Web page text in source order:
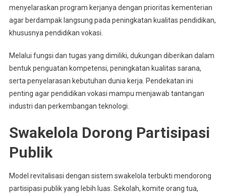
menyelaraskan program kerjanya dengan prioritas kementerian
agar berdampak langsung pada peningkatan kualitas pendidikan,
khususnya pendidikan vokasi.
Melalui fungsi dan tugas yang dimiliki, dukungan diberikan dalam
bentuk penguatan kompetensi, peningkatan kualitas sarana,
serta penyelarasan kebutuhan dunia kerja. Pendekatan ini
penting agar pendidikan vokasi mampu menjawab tantangan
industri dan perkembangan teknologi.
Swakelola Dorong Partisipasi
Publik
Model revitalisasi dengan sistem swakelola terbukti mendorong
partisipasi publik yang lebih luas. Sekolah, komite orang tua,